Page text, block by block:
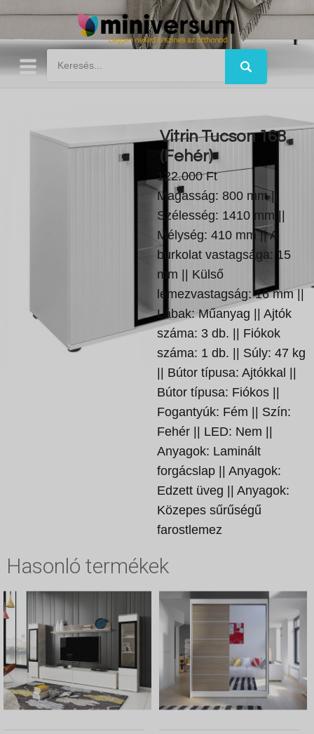
Vitrin Tucson 168
(Fehér)
122.000 Ft
Magasság: 800 mm ||
Szélesség: 1410 mm ||
Mélység: 410 mm || A
burkolat vastagsága: 15
mm || Külső
lemezvastagság: 16 mm ||
Lábak: Műanyag || Ajtók
száma: 3 db. || Fiókok
száma: 1 db. || Súly: 47 kg
|| Bútor típusa: Ajtókkal ||
Bútor típusa: Fiókos ||
Fogantyúk: Fém || Szín:
Fehér || LED: Nem ||
Anyagok: Laminált
forgácslap || Anyagok:
Edzett üveg || Anyagok:
Közepes sűrűségű
farostlemez
Hasonló termékek